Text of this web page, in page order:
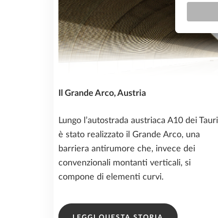
Il Grande Arco, Austria
Lungo l’autostrada austriaca A10 dei
è stato realizzato il Grande Arco, una
barriera antirumore che, invece dei
convenzionali montanti verticali, si
compone di elementi curvi.